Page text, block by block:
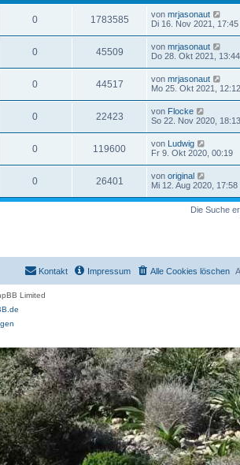
0 1783585 von mrjasonaut
Di 16. Nov 2021, 17:45
0 45509 von mrjasonaut
Do 28. Okt 2021, 13:44
0 44517 von mrjasonaut
Mo 25. Okt 2021, 12:12
0 22423 von Flocke
So 22. Nov 2020, 18:13
0 119600 von Ludwig
Fr 9. Okt 2020, 00:19
0 26401 von original
Mi 12. Aug 2020, 17:58
Die Suche
Alle Cookies löschen
Impressum
Kontakt
Limited